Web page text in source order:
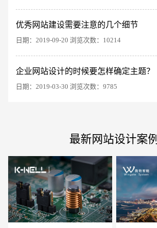
优秀网站建设需要注意的几个细节
日期：2019-09-20 浏览次数：10214
企业网站设计的时候要怎样确定主题？
日期：2019-03-30 浏览次数：9785
最新网站设计案例
电商及系统平台开发 ·